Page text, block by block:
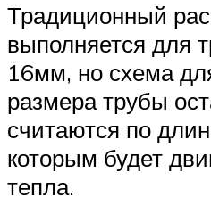
Традиционный
выполняется для
16мм, но схема
размера трубы
считаются по
которым будет
тепла.